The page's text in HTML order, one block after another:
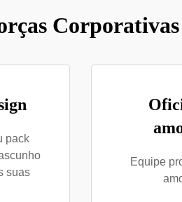
Corporativas
pack
suas
Equipe